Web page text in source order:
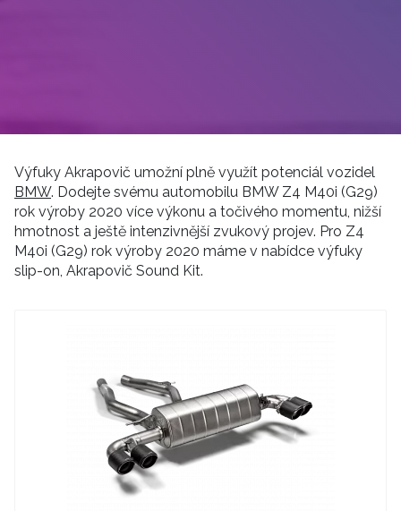
Výfuky Akrapovič umožní plně využít potenciál vozidel
BMW. Dodejte svému automobilu BMW Z4 M40i (G29)
rok výroby 2020 více výkonu a točivého momentu, nižší
hmotnost a ještě intenzivnější zvukový projev. Pro Z4
M40i (G29) rok výroby 2020 máme v nabídce výfuky
slip-on, Akrapovič Sound Kit.